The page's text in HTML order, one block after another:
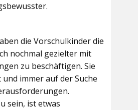
die Vorschulkinder die
nochmal gezielter mit
zu beschäftigen. Sie
immer auf der Suche
sein, ist etwas